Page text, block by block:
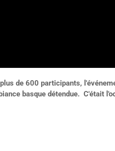
de 600 participants,
basque détendue. C'était